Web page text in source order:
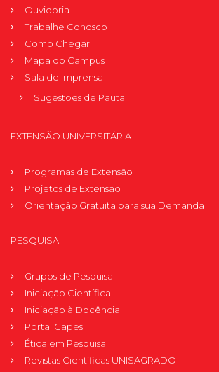
Ouvidoria
Trabalhe Conosco
Como Chegar
Mapa do Campus
Sala de Imprensa
Sugestões de Pauta
EXTENSÃO UNIVERSITÁRIA
Programas de Extensão
Projetos de Extensão
Orientação Gratuita para sua Demanda
PESQUISA
Grupos de Pesquisa
Iniciação Científica
Iniciação à Docência
Portal Capes
Ética em Pesquisa
Revistas Científicas UNISAGRADO